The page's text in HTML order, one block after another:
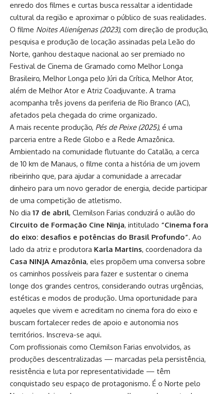
enredo dos filmes e curtas busca ressaltar a identidade
cultural da região e aproximar o público de suas realidades.
O filme Noites Alienígenas (2023), com direção de produção,
pesquisa e produção de locação assinadas pela Leão do
Norte, ganhou destaque nacional ao ser premiado no
Festival de Cinema de Gramado como Melhor Longa
Brasileiro, Melhor Longa pelo Júri da Crítica, Melhor Ator,
além de Melhor Ator e Atriz Coadjuvante. A trama
acompanha três jovens da periferia de Rio Branco (AC),
afetados pela chegada do crime organizado.
A mais recente produção, Pés de Peixe (2025), é uma
parceria entre a Rede Globo e a Rede Amazônica.
Ambientado na comunidade flutuante do Catalão, a cerca
de 10 km de Manaus, o filme conta a história de um jovem
ribeirinho que, para ajudar a comunidade a arrecadar
dinheiro para um novo gerador de energia, decide participar
de uma competição de atletismo.
No dia 17 de abril, Clemilson Farias conduzirá o aulão do
Circuito de Formação Cine Ninja, intitulado “Cinema fora
do eixo: desafios e potências do Brasil Profundo”. Ao
lado da atriz e produtora Karla Martins, coordenadora da
Casa NINJA Amazônia, eles propõem uma conversa sobre
os caminhos possíveis para fazer e sustentar o cinema
longe dos grandes centros, considerando outras urgências,
estéticas e modos de produção. Uma oportunidade para
aqueles que vivem e acreditam no cinema fora do eixo e
buscam fortalecer redes de apoio e autonomia nos
territórios. Inscreva-se aqui.
Com profissionais como Clemilson Farias envolvidos, as
produções descentralizadas — marcadas pela persistência,
resistência e luta por representatividade — têm
conquistado seu espaço de protagonismo. É o Norte pelo